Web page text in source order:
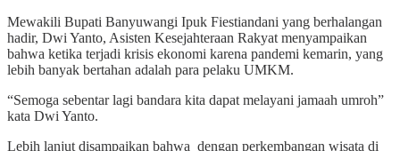
Mewakili Bupati Banyuwangi Ipuk Fiestiandani yang berhalangan
hadir, Dwi Yanto, Asisten Kesejahteraan Rakyat menyampaikan
bahwa ketika terjadi krisis ekonomi karena pandemi kemarin, yang
lebih banyak bertahan adalah para pelaku UMKM.
“Semoga sebentar lagi bandara kita dapat melayani jamaah umroh”
kata Dwi Yanto.
Lebih lanjut disampaikan bahwa dengan perkembangan wisata di